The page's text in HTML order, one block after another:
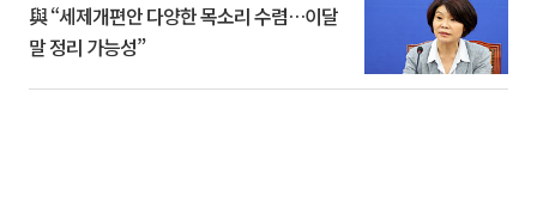
與 “세제개편안 다양한 목소리 수렴…이달
말 정리 가능성”